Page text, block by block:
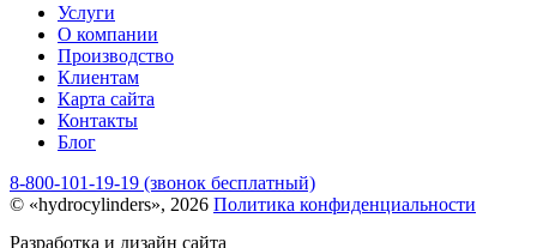
Услуги
О компании
Производство
Клиентам
Карта сайта
Контакты
Блог
8-800-101-19-19 (звонок бесплатный)
© «hydrocylinders», 2026 Политика конфиденциальности
Разработка и дизайн сайта